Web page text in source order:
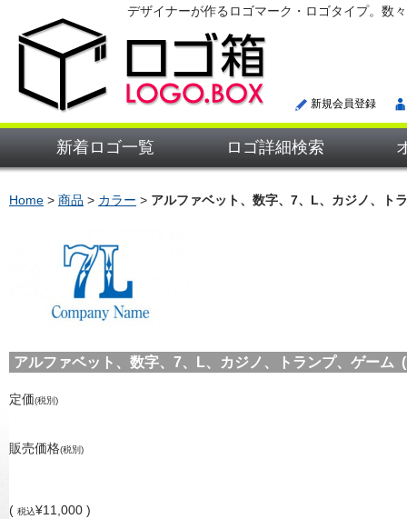
デザイナーが作るロゴマーク・ロゴタイプ。数
新規会員登録
新着ロゴ一覧 ロゴ詳細検索
Home > 商品 > カラー > アルファベット、数字、7、L、カジノ、ト
アルファベット、数字、7、L、カジノ、トランプ、ゲーム
定価(税別)
販売価格(税別)
( 税込¥11,000 )